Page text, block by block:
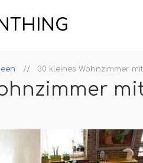
30 kleines Wohnzimmer